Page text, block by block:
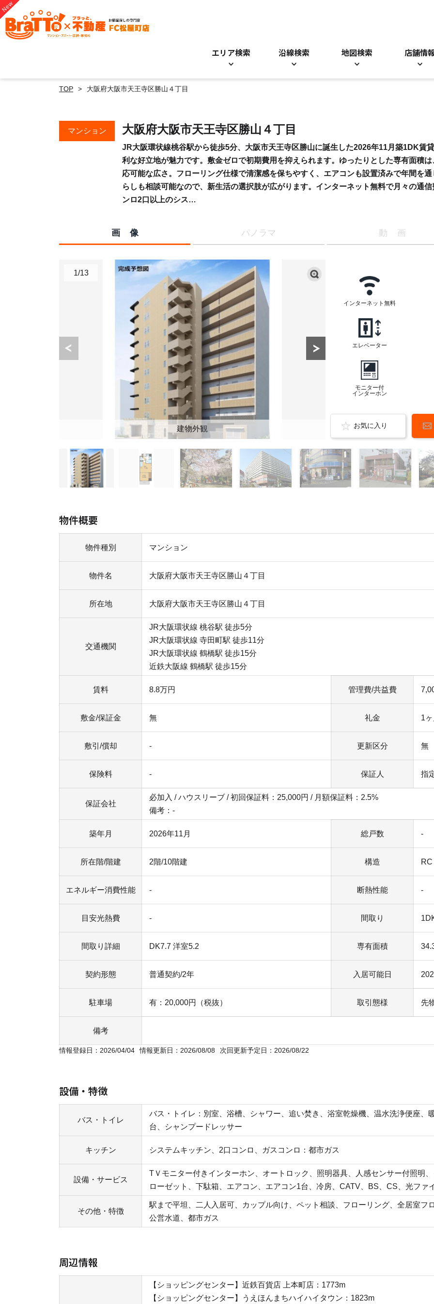
エリア検索 沿線検索 地図検索 店舗情
TOP 大阪府大阪市天王寺区勝山４丁目
マンション 大阪府大阪市天王寺区勝山４丁目
JR大阪環状線桃谷駅から徒歩5分、大阪市天王寺区勝山に誕生した2026年11月築1DK賃
利な好立地が魅力です。敷金ゼロで初期費用を抑えられます。ゆったりとした専有面積
応可能な広さ。フローリング仕様で清潔感を保ちやすく、エアコンも設置済みで年間を
らしも相談可能なので、新生活の選択肢が広がります。インターネット無料で月々の通
ンロ2口以上のシス…
画像 パノラマ 動画
建物外観
1/13
インターネット無料
エレベーター
モニター付
インターホン
お気に入り
物件概要
物件種別 マンション
物件名 大阪府大阪市天王寺区勝山４丁目
所在地 大阪府大阪市天王寺区勝山４丁目
交通機関
JR大阪環状線 桃谷駅 徒歩5分
JR大阪環状線 寺田町駅 徒歩11分
JR大阪環状線 鶴橋駅 徒歩15分
近鉄大阪線 鶴橋駅 徒歩15分
賃料 8.8万円 管理費/共益費
敷金/保証金 無 礼金 1ヶ
敷引/償却 - 更新区分 無
保険料 - 保証人 指
保証会社
必加入 / ハウスリーブ / 初回保証料：25,000円 / 月額保証料：2.5%
備考：-
築年月 2026年11月 総戸数 -
所在階/階建 2階/10階建 構造 RC
エネルギー消費性能 - 断熱性能 -
目安光熱費 - 間取り
間取り詳細 DK7.7 洋室5.2 専有面積
契約形態 普通契約/2年 入居可能日
駐車場 有：20,000円（税抜） 取引態様 先
備考
情報登録日：2026/04/04 情報更新日：2026/08/08 次回更新予定日：2026/08/22
設備・特徴
バス・トイレ
バス・トイレ：別室、浴槽、シャワー、追い焚き、浴室乾燥機、温水洗浄便座、
台、シャンプードレッサー
キッチン システムキッチン、2口コンロ、ガスコンロ：都市ガス
設備・サービス
TＶモニター付きインターホン、オートロック、照明器具、人感センサー付照明
ローゼット、下駄箱、エアコン、エアコン1台、冷房、CATV、BS、CS、光ファ
その他・特徴
駅まで平坦、二人入居可、カップル向け、ペット相談、フローリング、全居室フ
公営水道、都市ガス
周辺情報
【ショッピングセンター】近鉄百貨店 上本町店：1773m
【ショッピングセンター】うえほんまちハイハイタウン：1823m